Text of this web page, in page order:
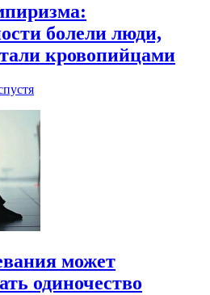
болели люди,
кровопийцами
может
одиночество